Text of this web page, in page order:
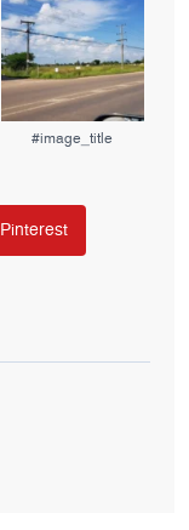
#image_title
Pinterest